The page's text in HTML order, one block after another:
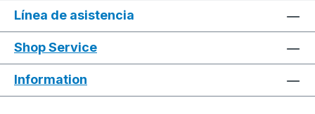
Línea de asistencia
Shop Service
Information